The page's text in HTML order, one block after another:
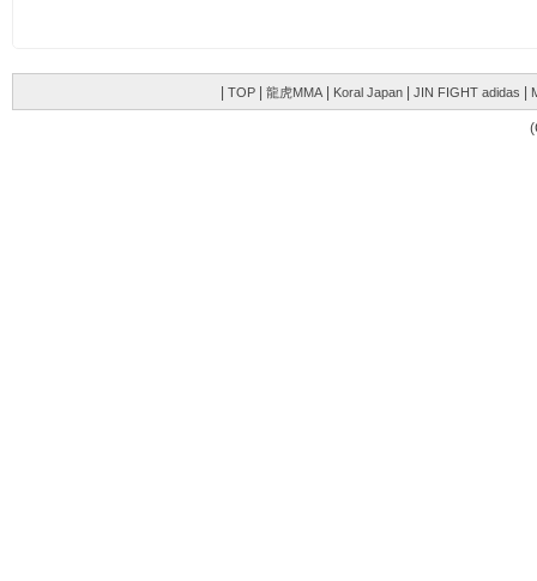
| TOP | 龍虎MMA | Koral Japan | JIN FIGHT adidas |